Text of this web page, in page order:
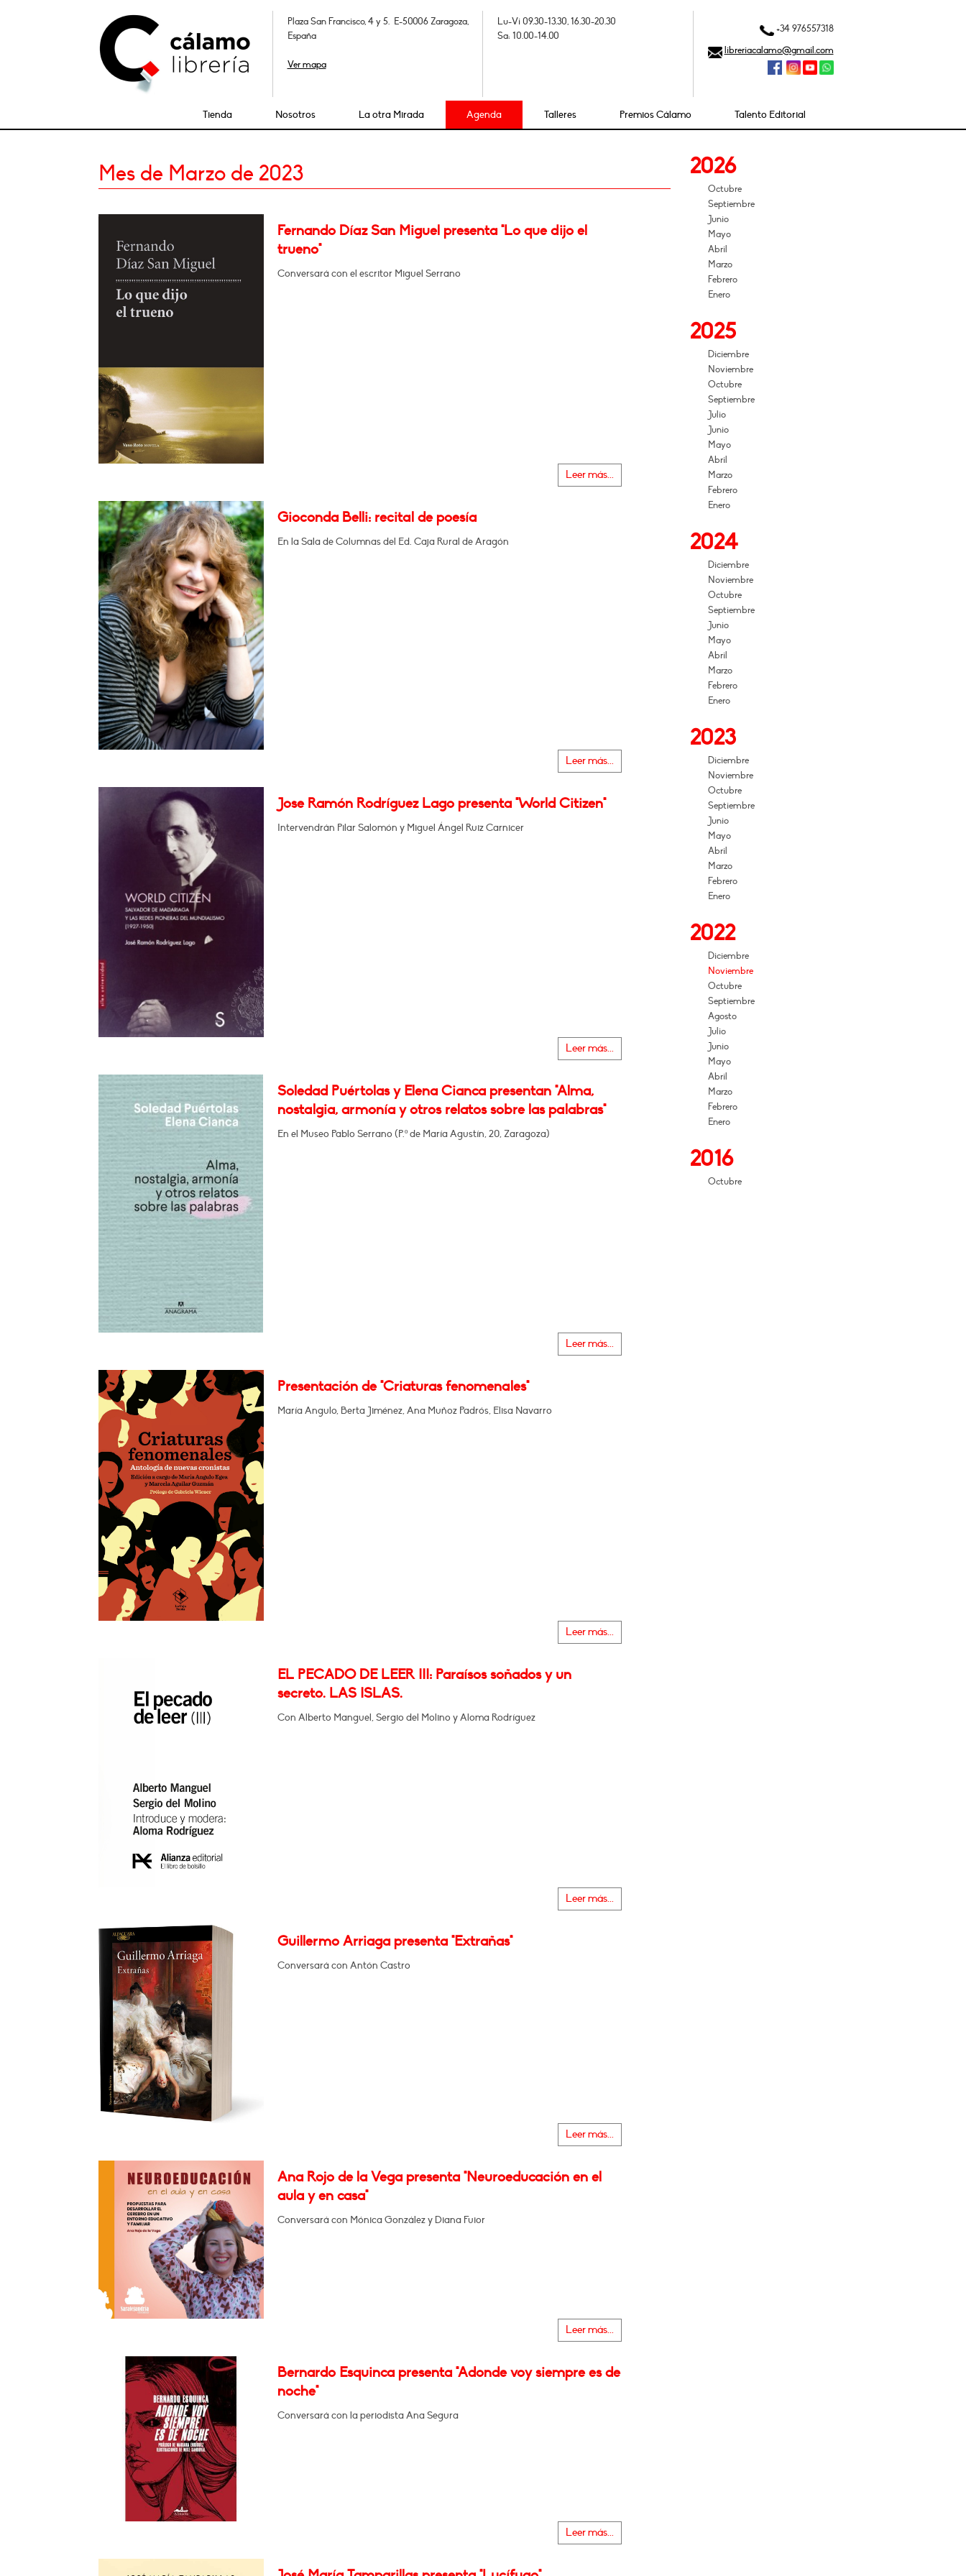
Plaza San Francisco, 4 y 5. E-50006 Zaragoza,
España
Ver mapa
Lu-Vi 09.30-13.30, 16.30-20.30
Sa: 10.00-14.00
+34 976557318
libreriacalamo@gmail.com
Tienda Nosotros La otra Mirada Agenda Talleres Premios Cálamo Talento Editorial
Mes de Marzo de 2023
Fernando Díaz San Miguel presenta "Lo que dijo el
trueno"
Conversará con el escritor Miguel Serrano
Leer más...
Gioconda Belli: recital de poesía
En la Sala de Columnas del Ed. Caja Rural de Aragón
Leer más...
Jose Ramón Rodríguez Lago presenta "World Citizen"
Intervendrán Pilar Salomón y Miguel Ángel Ruiz Carnicer
Leer más...
Soledad Puértolas y Elena Cianca presentan "Alma,
nostalgia, armonía y otros relatos sobre las palabras"
En el Museo Pablo Serrano (P.º de María Agustín, 20, Zaragoza)
Leer más...
Presentación de "Criaturas fenomenales"
María Angulo, Berta Jiménez, Ana Muñoz Padrós, Elisa Navarro
Leer más...
EL PECADO DE LEER III: Paraísos soñados y un
secreto. LAS ISLAS.
Con Alberto Manguel, Sergio del Molino y Aloma Rodríguez
Leer más...
Guillermo Arriaga presenta "Extrañas"
Conversará con Antón Castro
Leer más...
Ana Rojo de la Vega presenta "Neuroeducación en el
aula y en casa"
Conversará con Mónica González y Diana Fuior
Leer más...
Bernardo Esquinca presenta "Adonde voy siempre es de
noche"
Conversará con la periodista Ana Segura
Leer más...
2026
Octubre
Septiembre
Junio
Mayo
Abril
Marzo
Febrero
Enero
2025
Diciembre
Noviembre
Octubre
Septiembre
Julio
Junio
Mayo
Abril
Marzo
Febrero
Enero
2024
Diciembre
Noviembre
Octubre
Septiembre
Junio
Mayo
Abril
Marzo
Febrero
Enero
2023
Diciembre
Noviembre
Octubre
Septiembre
Junio
Mayo
Abril
Marzo
Febrero
Enero
2022
Diciembre
Noviembre
Octubre
Septiembre
Agosto
Julio
Junio
Mayo
Abril
Marzo
Febrero
Enero
2016
Octubre